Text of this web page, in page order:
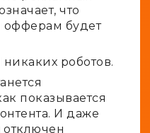
что
офферам будет
роботов.
показывается
И даже
отключен